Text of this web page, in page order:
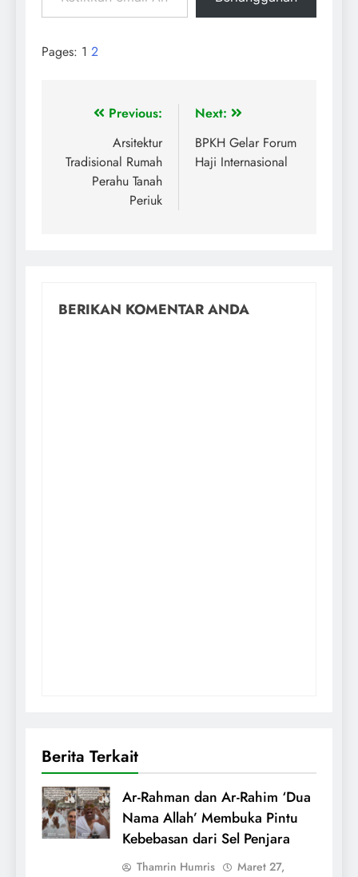
Pages: 1 2
Previous:
Arsitektur
Tradisional Rumah
Perahu Tanah
Periuk
Next:
BPKH Gelar Forum
Haji Internasional
BERIKAN KOMENTAR ANDA
Berita Terkait
Ar-Rahman dan Ar-Rahim ‘Dua
Nama Allah’ Membuka Pintu
Kebebasan dari Sel Penjara
Thamrin Humris
Maret 27,